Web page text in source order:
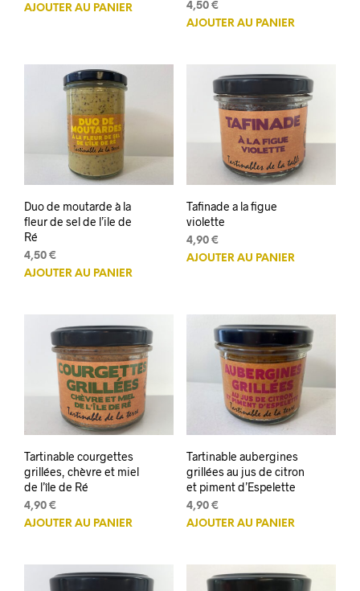
AJOUTER AU PANIER
4,50 €
AJOUTER AU PANIER
Duo de moutarde à la
fleur de sel de l’ile de
Ré
4,50 €
AJOUTER AU PANIER
Tafinade a la figue
violette
4,90 €
AJOUTER AU PANIER
Tartinable courgettes
grillées, chèvre et miel
de l’île de Ré
4,90 €
AJOUTER AU PANIER
Tartinable aubergines
grillées au jus de citron
et piment d’Espelette
4,90 €
AJOUTER AU PANIER